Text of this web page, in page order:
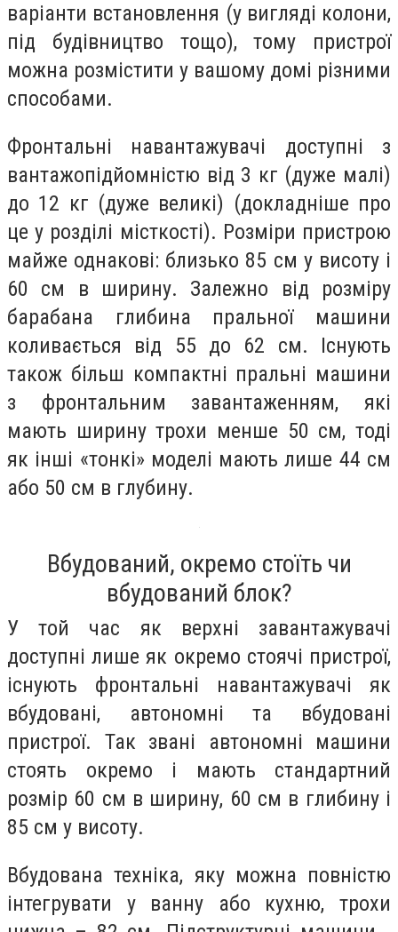
варіанти встановлення (у вигляді колони,
під будівництво тощо), тому пристрої
можна розмістити у вашому домі різними
способами.
Фронтальні навантажувачі доступні з
вантажопідйомністю від 3 кг (дуже малі)
до 12 кг (дуже великі) (докладніше про
це у розділі місткості). Розміри пристрою
майже однакові: близько 85 см у висоту і
60 см в ширину. Залежно від розміру
барабана глибина пральної машини
коливається від 55 до 62 см. Існують
також більш компактні пральні машини
з фронтальним завантаженням, які
мають ширину трохи менше 50 см, тоді
як інші «тонкі» моделі мають лише 44 см
або 50 см в глубину.
Вбудований, окремо стоїть чи
вбудований блок?
У той час як верхні завантажувачі
доступні лише як окремо стоячі пристрої,
існують фронтальні навантажувачі як
вбудовані, автономні та вбудовані
пристрої. Так звані автономні машини
стоять окремо і мають стандартний
розмір 60 см в ширину, 60 см в глибину і
85 см у висоту.
Вбудована техніка, яку можна повністю
інтегрувати у ванну або кухню, трохи